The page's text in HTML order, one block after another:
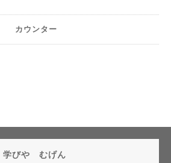
カウンター
学びや むげん